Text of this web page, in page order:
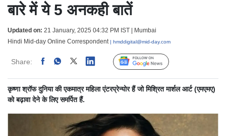
बारे में ये 5 अनकही बातें
Updated on: 21 January, 2025 04:32 PM IST | Mumbai
Hindi Mid-day Online Correspondent | hmddigital@mid-day.com
Share: Linked Follow Us
कृष्णा श्रॉफ दुनिया की एकमात्र महिला एंटरप्रेन्योर हैं जो मिश्रित मार्शल आर्ट (एमएमए)
को बढ़ावा देने के लिए समर्पित हैं.